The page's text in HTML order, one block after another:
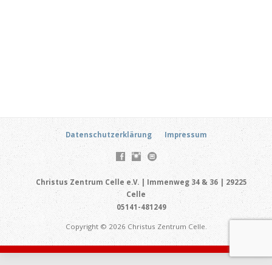
Datenschutzerklärung Impressum
Christus Zentrum Celle e.V. | Immenweg 34 & 36 | 29225
Celle
05141-481249
Copyright © 2026 Christus Zentrum Celle.